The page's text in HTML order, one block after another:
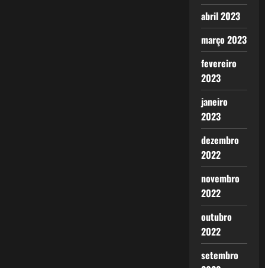
abril 2023
março 2023
fevereiro
2023
janeiro
2023
dezembro
2022
novembro
2022
outubro
2022
setembro